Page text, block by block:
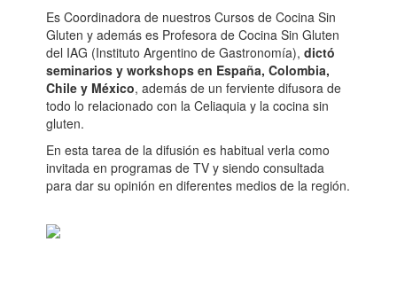
Es Coordinadora de nuestros Cursos de Cocina Sin
Gluten y además es Profesora de Cocina Sin Gluten
del IAG (Instituto Argentino de Gastronomía),dictó
seminarios y workshops en España, Colombia,
Chile y México, además de un ferviente difusora de
todo lo relacionado con la Celiaquia y la cocina sin
gluten.
En esta tarea de la difusión es habitual verla como
invitada en programas de TV y siendo consultada
para dar su opinión en diferentes medios de la región.